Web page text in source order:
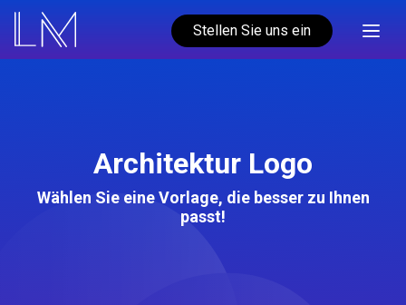
Stellen Sie uns ein
Architektur Logo
Wählen Sie eine Vorlage, die besser zu Ihnen
passt!